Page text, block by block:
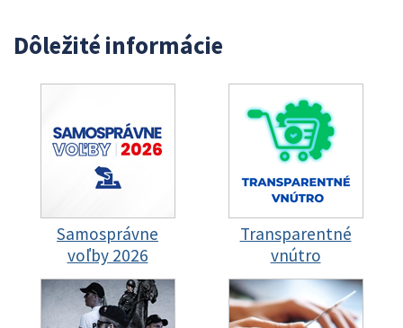
Dôležité informácie
Samosprávne
voľby 2026
Transparentné
vnútro